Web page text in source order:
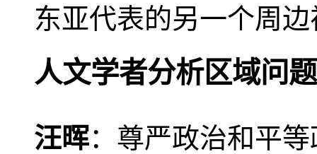
东亚代表的另一个周
人文学者分析区域问题
汪晖：尊严政治和平